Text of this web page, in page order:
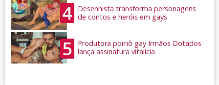
4
Desenhista transforma personagens
de contos e heróis em gays
5
Produtora pornô gay Irmãos Dotados
lança assinatura vitalícia